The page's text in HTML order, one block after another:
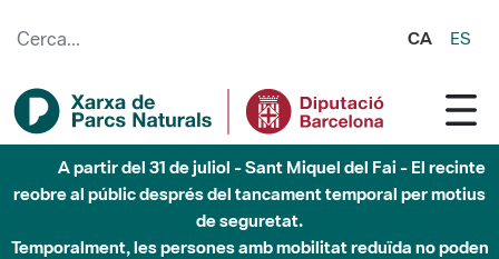
CA ES
A partir del 31 de juliol - Sant Miquel del Fai - El recinte
reobre al públic després del tancament temporal per motius
de seguretat.
Temporalment, les persones amb mobilitat reduïda no poden